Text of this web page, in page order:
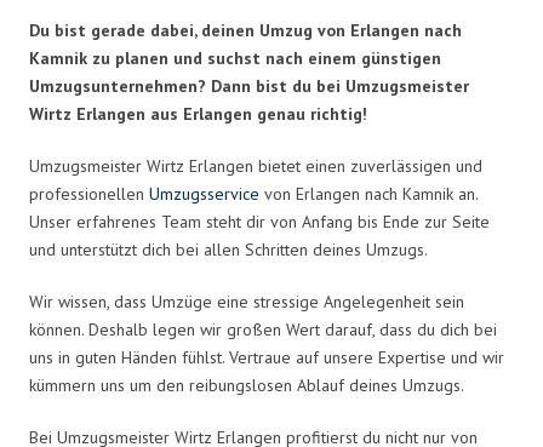
Du bist gerade dabei, deinen Umzug von Erlangen nach
Kamnik zu planen und suchst nach einem günstigen
Umzugsunternehmen? Dann bist du bei Umzugsmeister
Wirtz Erlangen aus Erlangen genau richtig!
Umzugsmeister Wirtz Erlangen bietet einen zuverlässigen und
professionellen Umzugsservice von Erlangen nach Kamnik an.
Unser erfahrenes Team steht dir von Anfang bis Ende zur Seite
und unterstützt dich bei allen Schritten deines Umzugs.
Wir wissen, dass Umzüge eine stressige Angelegenheit sein
können. Deshalb legen wir großen Wert darauf, dass du dich bei
uns in guten Händen fühlst. Vertraue auf unsere Expertise und wir
kümmern uns um den reibungslosen Ablauf deines Umzugs.
Bei Umzugsmeister Wirtz Erlangen profitierst du nicht nur von